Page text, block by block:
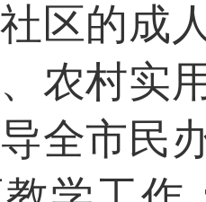
区的成
农村实
全市民